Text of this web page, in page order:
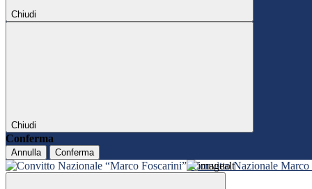
Chiudi
Chiudi
Conferma
Annulla Conferma
Convitto Nazionale Marco